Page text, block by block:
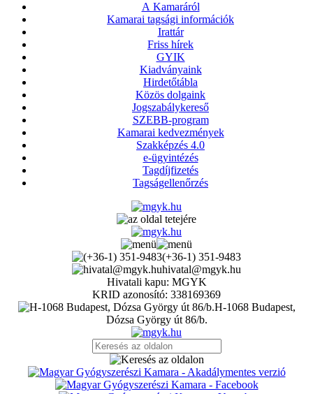
A Kamaráról
Kamarai tagsági információk
Irattár
Friss hírek
GYIK
Kiadványaink
Hirdetőtábla
Közös dolgaink
Jogszabálykereső
SZEBB-program
Kamarai kedvezmények
Szakképzés 4.0
e-ügyintézés
Tagdíjfizetés
Tagságellenőrzés
(+36-1) 351-9483
hivatal@mgyk.hu
Hivatali kapu: MGYK
KRID azonosító: 338169369
H-1068 Budapest,
Dózsa György út 86/b.